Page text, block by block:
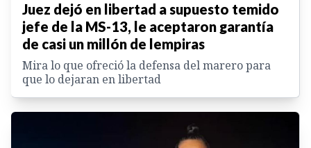
Juez dejó en libertad a supuesto temido
jefe de la MS-13, le aceptaron garantía
de casi un millón de lempiras
Mira lo que ofreció la defensa del marero para
que lo dejaran en libertad